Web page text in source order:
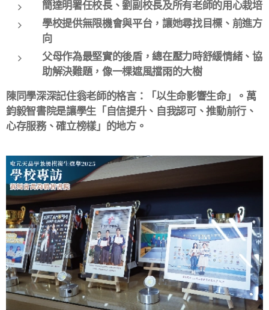
簡達明署任校長、劉副校長及所有老師的用心栽培
學校提供無限機會與平台，讓她尋找目標、前進方
向
父母作為最堅實的後盾，總在壓力時舒緩情緒、協
助解決難題，像一棵遮風擋雨的大樹
陳同學深深記住翁老師的格言：「以生命影響生命」。萬
鈞毅智書院是讓學生「自信提升、自我認可、推動前行、
心存服務、確立榜樣」的地方。